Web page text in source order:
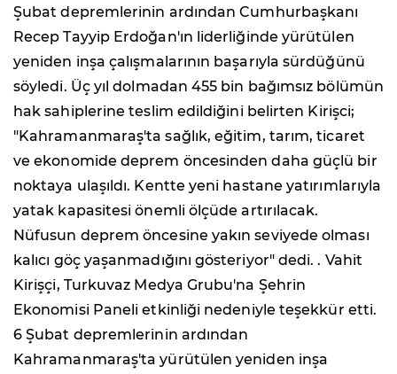
Şubat depremlerinin ardından Cumhurbaşkanı
Recep Tayyip Erdoğan'ın liderliğinde yürütülen
yeniden inşa çalışmalarının başarıyla sürdüğünü
söyledi. Üç yıl dolmadan 455 bin bağımsız bölümün
hak sahiplerine teslim edildiğini belirten Kirişci;
"Kahramanmaraş'ta sağlık, eğitim, tarım, ticaret
ve ekonomide deprem öncesinden daha güçlü bir
noktaya ulaşıldı. Kentte yeni hastane yatırımlarıyla
yatak kapasitesi önemli ölçüde artırılacak.
Nüfusun deprem öncesine yakın seviyede olması
kalıcı göç yaşanmadığını gösteriyor" dedi. . Vahit
Kirişçi, Turkuvaz Medya Grubu'na Şehrin
Ekonomisi Paneli etkinliği nedeniyle teşekkür etti.
6 Şubat depremlerinin ardından
Kahramanmaraş'ta yürütülen yeniden inşa